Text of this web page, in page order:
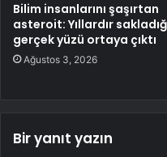
Bilim insanlarını şaşırtan
asteroit: Yıllardır
gerçek yüzü ortaya çıktı
Ağustos 3, 2026
Bir yanıt yazın